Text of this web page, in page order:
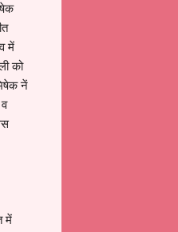
में
को
नें
में